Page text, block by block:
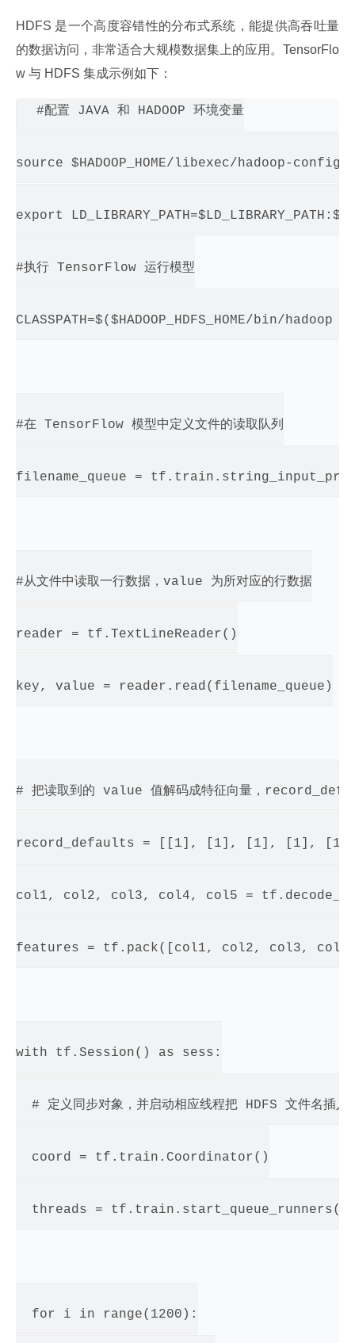
HDFS 是一个高度容错性的分布式系统，能提供高吞吐量
的数据访问，非常适合大规模数据集上的应用。TensorFlo
w 与 HDFS 集成示例如下：
#配置 JAVA 和 HADOOP 环境变量
source $HADOOP_HOME/libexec/hadoop-
export
#执行 TensorFlow 运行模型
CLASSPATH=$($HADOOP_HDFS_HOME/bin/
#在 TensorFlow 模型中定义文件的读取队列
filename_queue =
#从文件中读取一行数据，value 为所对应的行数据
reader = tf.TextLineReader()
key, value = reader.read(filename_queue)
# 把读取到的 value 值解码成特征向量，
record_defaults = [[1], [1], [1], [1],
col1, col2, col3, col4, col5 =
features = tf.pack([col1, col2, col3,
with tf.Session() as sess:
# 定义同步对象，并启动相应线程把 HDFS 文件名插入
  coord = tf.train.Coordinator()
threads =
  for i in range(1200):